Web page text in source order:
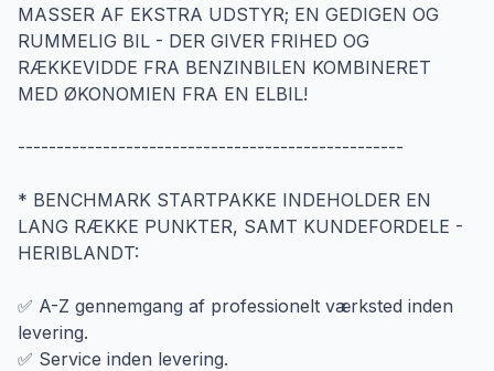
MASSER AF EKSTRA UDSTYR; EN GEDIGEN OG
RUMMELIG BIL - DER GIVER FRIHED OG
RÆKKEVIDDE FRA BENZINBILEN KOMBINERET
MED ØKONOMIEN FRA EN ELBIL!
--------------------------------------------------
* BENCHMARK STARTPAKKE INDEHOLDER EN
LANG RÆKKE PUNKTER, SAMT KUNDEFORDELE -
HERIBLANDT:
✅ A-Z gennemgang af professionelt værksted inden
levering.
✅ Service inden levering.